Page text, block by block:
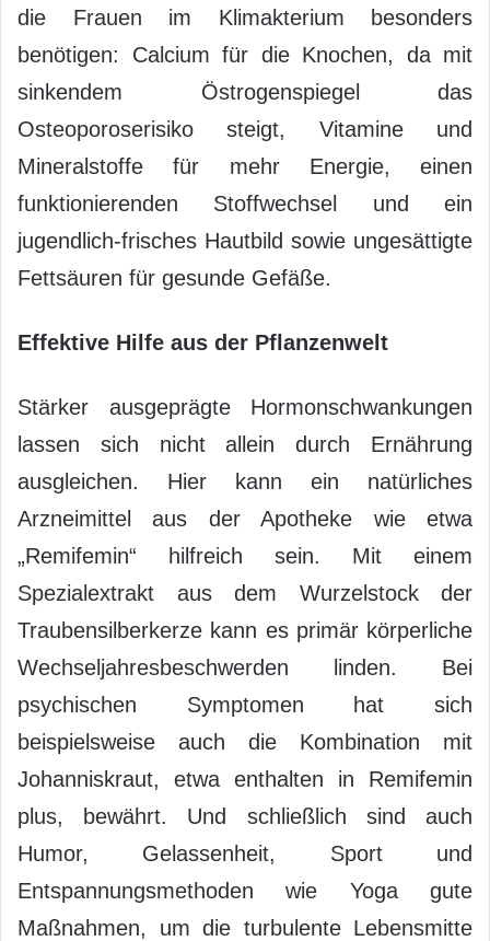
die Frauen im Klimakterium besonders
benötigen: Calcium für die Knochen, da mit
sinkendem Östrogenspiegel das
Osteoporoserisiko steigt, Vitamine und
Mineralstoffe für mehr Energie, einen
funktionierenden Stoffwechsel und ein
jugendlich-frisches Hautbild sowie ungesättigte
Fettsäuren für gesunde Gefäße.
Effektive Hilfe aus der Pflanzenwelt
Stärker ausgeprägte Hormonschwankungen
lassen sich nicht allein durch Ernährung
ausgleichen. Hier kann ein natürliches
Arzneimittel aus der Apotheke wie etwa
„Remifemin“ hilfreich sein. Mit einem
Spezialextrakt aus dem Wurzelstock der
Traubensilberkerze kann es primär körperliche
Wechseljahresbeschwerden linden. Bei
psychischen Symptomen hat sich
beispielsweise auch die Kombination mit
Johanniskraut, etwa enthalten in Remifemin
plus, bewährt. Und schließlich sind auch
Humor, Gelassenheit, Sport und
Entspannungsmethoden wie Yoga gute
Maßnahmen, um die turbulente Lebensmitte